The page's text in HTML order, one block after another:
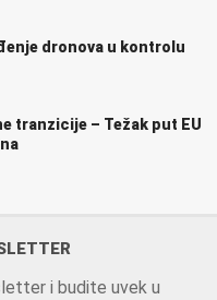
dronova u kontrolu
tranzicije – Težak put EU
i budite uvek u